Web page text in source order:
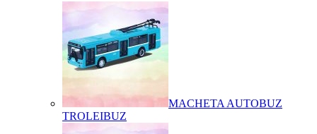
MACHETA AUTOBUZ
TROLEIBUZ